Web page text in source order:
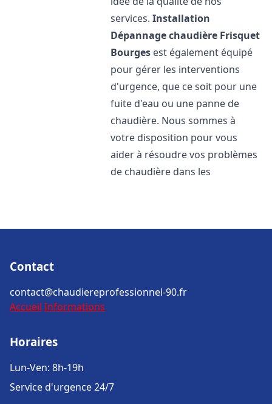
services.Installation
Dépannage chaudière Frisquet
Bourges est également équipé
pour gérer les interventions
d'urgence, que ce soit pour une
fuite d'eau ou une panne de
chaudière. Nous sommes à
votre disposition pour vous
aider à résoudre vos problèmes
de chaudière dans les
Contact
contact@chaudiereprofessionnel-90.fr
Accueil Informations
Horaires
Lun-Ven: 8h-19h
Service d'urgence 24/7